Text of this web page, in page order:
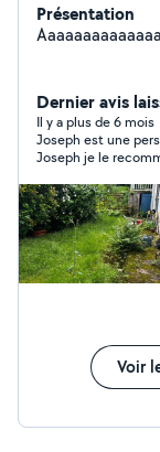
Présentation
Dernier avis
Il y a plus de 6 mois
Joseph est une
Joseph je le
Voir